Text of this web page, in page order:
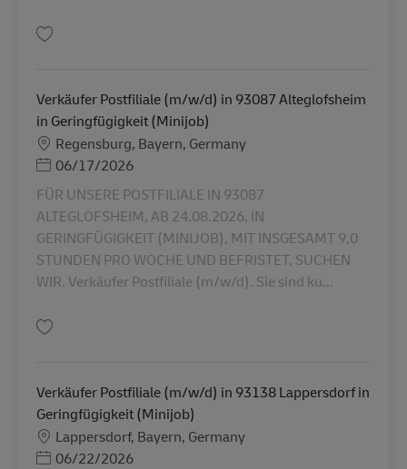
Verkäufer Postfiliale (m/w/d) in 93087 Alteglofsheim
in Geringfügigkeit (Minijob)
Lokation
Regensburg, Bayern, Germany
Posted Date
06/17/2026
FÜR UNSERE POSTFILIALE IN 93087
ALTEGLOFSHEIM, AB 24.08.2026, IN
GERINGFÜGIGKEIT (MINIJOB), MIT INSGESAMT 9,0
STUNDEN PRO WOCHE UND BEFRISTET, SUCHEN
WIR. Verkäufer Postfiliale (m/w/d). Sie sind ku...
Verkäufer Postfiliale (m/w/d) in 93138 Lappersdorf in
Geringfügigkeit (Minijob)
Lokation
Lappersdorf, Bayern, Germany
Posted Date
06/22/2026